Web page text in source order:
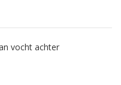
vocht achter